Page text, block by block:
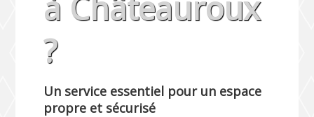
?
Un service essentiel pour un espace
propre et sécurisé